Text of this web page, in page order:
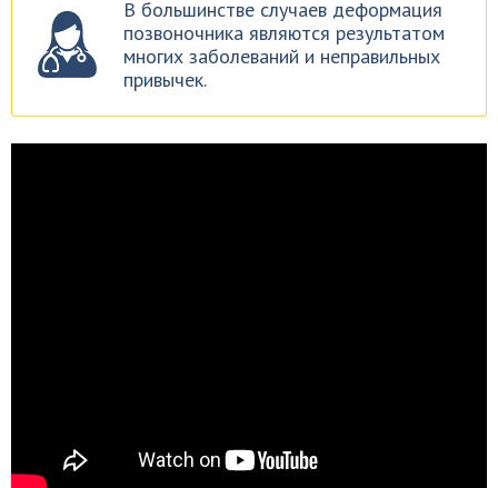
В большинстве случаев деформация
позвоночника являются результатом
многих заболеваний и неправильных
привычек.